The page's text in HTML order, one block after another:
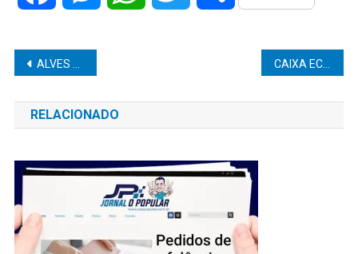
Navegação
de
Post
ALVES BOLSAS, HÁ MAIS DE 30 ANOS NA CIDADE, TRADIÇÃO E QUALIDADE EM BOLSAS E ARTIGOS DE VIAGEM E ESCOLARES.
RELACIONADO